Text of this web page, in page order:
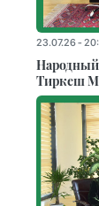
23.07.26 -
Народный
Тиркеш